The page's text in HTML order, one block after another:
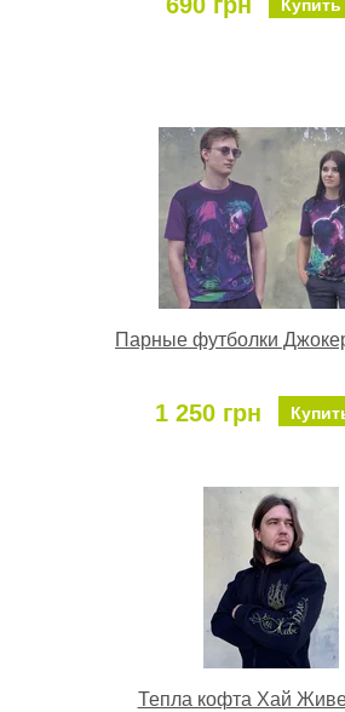
690 грн Купить
Парные футболки
1 250 грн
Тепла кофта Хай Живе